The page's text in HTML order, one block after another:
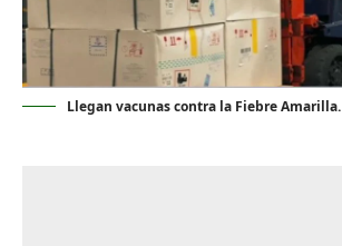
Llegan vacunas contra la Fiebre Amarilla.